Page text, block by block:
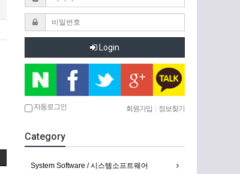
Login
자동로그인 회원가입 | 정보찾기
Category
System Software / 시스템소프트웨어